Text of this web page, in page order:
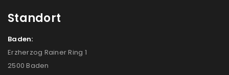
Standort
Baden:
Erzherzog Rainer Ring 1
2500 Baden